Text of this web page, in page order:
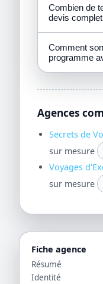
Combien de
devis
Comment
programme
Agences
Secrets de
sur mesure
Voyages
sur mesure
Fiche agence
Résumé
Identité